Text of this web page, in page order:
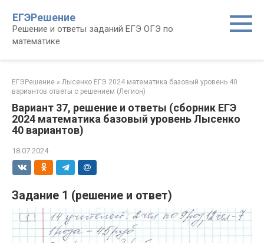
контенту
ЕГЭРешение
Решение и ответы заданий ЕГЭ ОГЭ по
математике
ЕГЭРешение » Лысенко ЕГЭ 2024 математика базовый уровень 40
вариантов ответы с решением (Легион)
Вариант 37, решение и ответы (сборник ЕГЭ
2024 математика базовый уровень Лысенко
40 вариантов)
18.07.2024
Задание 1 (решение и ответ)